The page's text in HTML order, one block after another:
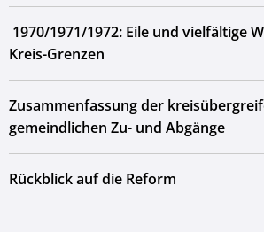
1970/1971/1972: Eile und vielfältige
Kreis-Grenzen
Zusammenfassung der
gemeindlichen Zu- und Abgänge
Rückblick auf die Reform